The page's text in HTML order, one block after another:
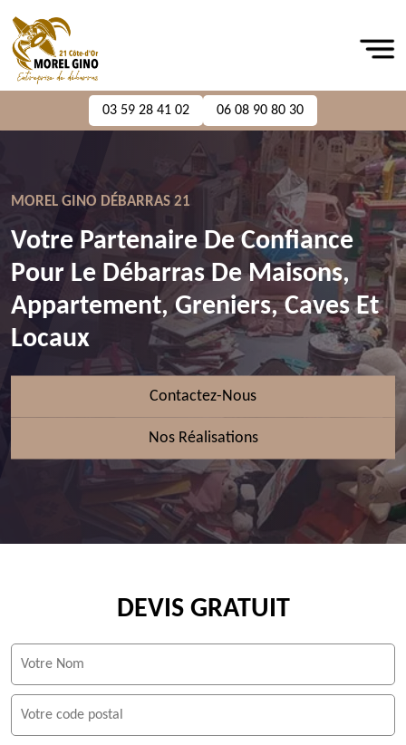
03 59 28 41 02 06 08 90 80 30
MOREL GINO DÉBARRAS 21
Votre Partenaire De Confiance
Pour Le Débarras De Maisons,
Appartement, Greniers, Caves Et
Locaux
Contactez-Nous
Nos Réalisations
DEVIS GRATUIT